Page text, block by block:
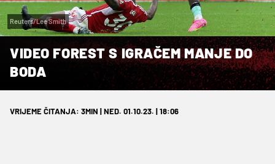
Reuters/Lee Smith
VIDEO FOREST S IGRAČEM MANJE DO
BODA
VRIJEME ČITANJA: 3MIN | NED. 01.10.23. | 18:06